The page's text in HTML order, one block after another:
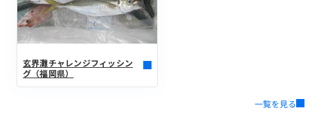
玄界灘チャレンジフィッシン
グ（福岡県）
一覧を見る